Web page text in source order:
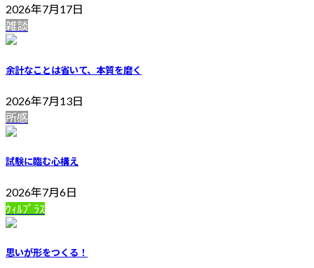
2026年7月17日
雑談
余計なことは省いて、本質を磨く
2026年7月13日
所感
試験に臨む心構え
2026年7月6日
ｳｨﾙﾌﾟﾗｽ
思いが形をつくる！